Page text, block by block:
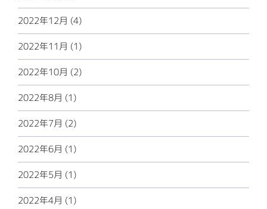
2022年12月 (4)
2022年11月 (1)
2022年10月 (2)
2022年8月 (1)
2022年7月 (2)
2022年6月 (1)
2022年5月 (1)
2022年4月 (1)